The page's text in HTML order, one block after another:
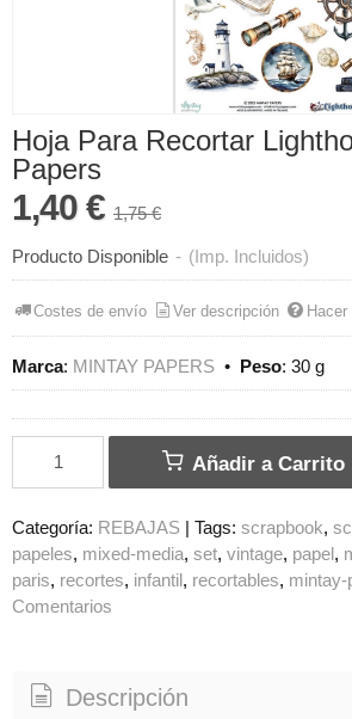
Hoja Para Recortar
Papers
1,40 € 1,75 €
Producto Disponible - (Imp. Incluidos)
Costes de envío Ver descripción Hacer
Marca: MINTAY PAPERS • Peso: 30 g
Añadir a Carrito
Categoría: REBAJAS | Tags: scrapbook
papeles mixed-media set vintage papel
paris recortes infantil recortables mintay-
Comentarios
Descripción